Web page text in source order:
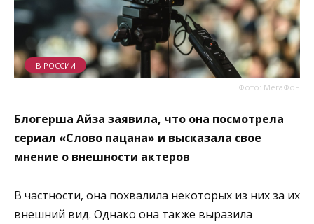
Фото: МегаФон
В РОССИИ
Блогерша Айза заявила, что она посмотрела
сериал «Слово пацана» и высказала свое
мнение о внешности актеров
В частности, она похвалила некоторых из них за их
внешний вид. Однако она также выразила